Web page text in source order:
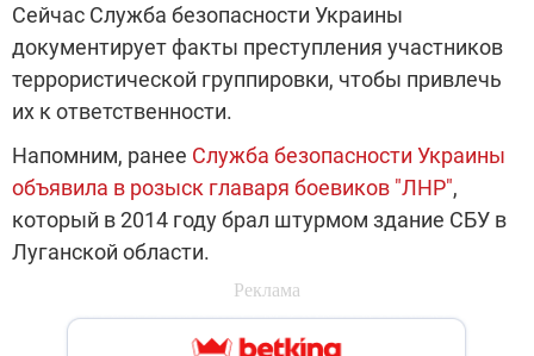
Сейчас Служба безопасности Украины
документирует факты преступления участников
террористической группировки, чтобы привлечь
их к ответственности.
Напомним, ранее Служба безопасности Украины
объявила в розыск главаря боевиков "ЛНР",
который в 2014 году брал штурмом здание СБУ в
Луганской области.